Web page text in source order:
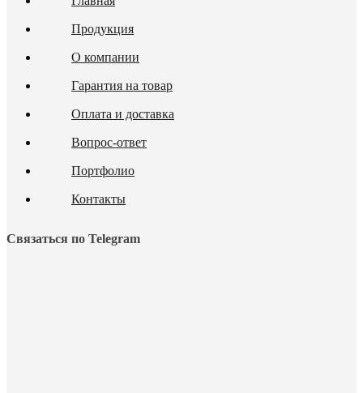
Продукция
О компании
Гарантия на товар
Оплата и доставка
Вопрос-ответ
Портфолио
Контакты
Связаться по Telegram